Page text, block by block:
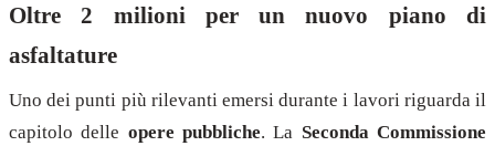
Oltre 2 milioni per un nuovo piano di
asfaltature
Uno dei punti più rilevanti emersi durante i lavori riguarda il
capitolo delle opere pubbliche. La Seconda Commissione